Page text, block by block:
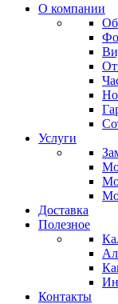
О компании
Услуги
Доставка
Полезное
Контакты